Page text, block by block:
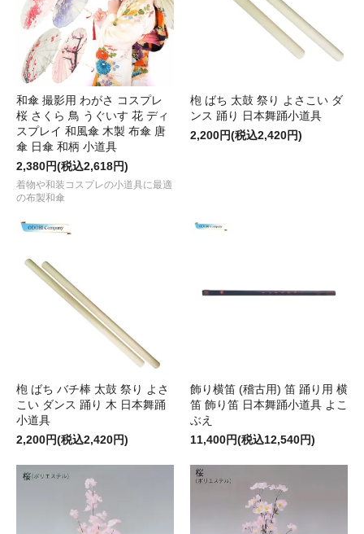
和傘 撮影用 わがさ コスプレ
桜 さくら 鳥 うぐいす 花 ディ
スプレイ 和風傘 木製 布傘 唐
傘 日傘 和柄 小道具
2,380円(税込2,618円)
着物や和装コスプレの小道具に最適
の布製和傘
枹 ばち 太鼓 祭り よさこい ダ
ンス 踊り 日本舞踊小道具
2,200円(税込2,420円)
枹 ばち バチ棒 太鼓 祭り よさ
こい ダンス 踊り 木 日本舞踊
小道具
2,200円(税込2,420円)
飾り横笛 (稽古用) 笛 踊り用 横
笛 飾り笛 日本舞踊小道具 よこ
ぶえ
11,400円(税込12,540円)